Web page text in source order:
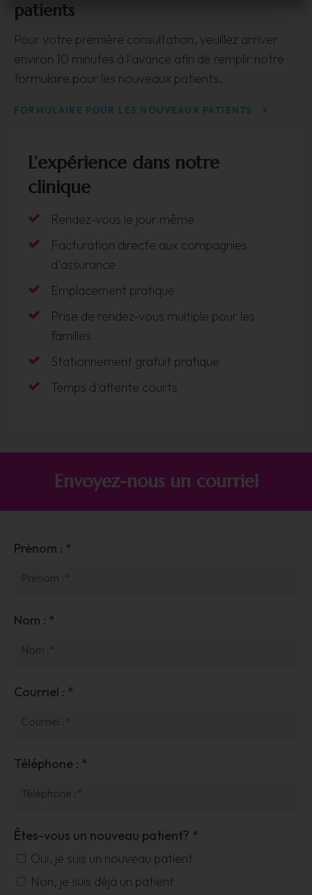
patients
Pour votre première consultation, veuillez arriver
environ 10 minutes à l'avance afin de remplir notre
formulaire pour les nouveaux patients.
FORMULAIRE POUR LES NOUVEAUX PATIENTS
L’expérience dans notre
clinique
Rendez-vous le jour même
Facturation directe aux compagnies
d'assurance
Emplacement pratique
Prise de rendez-vous multiple pour les
familles
Stationnement gratuit pratique
Temps d'attente courts
Envoyez-nous un courriel
Prénom : *
Nom : *
Courriel : *
Téléphone : *
Êtes-vous un nouveau patient? *
Oui, je suis un nouveau patient
Non, je suis déjà un patient